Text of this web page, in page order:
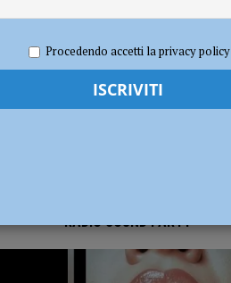
la situazione nella provincia di Piacenza”
RADIO SOUND PARTY
Procedendo accetti la privacy policy